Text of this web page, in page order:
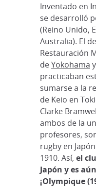
Inventado en
se desarrolló
(Reino Unido,
Australia). El
Restauración
deYokohama y
practicaban
sumarse a la
de Keio en
Clarke
ambos de la
profesores,
rugby en
1910. Así, el
Japón y es
¡Olympique